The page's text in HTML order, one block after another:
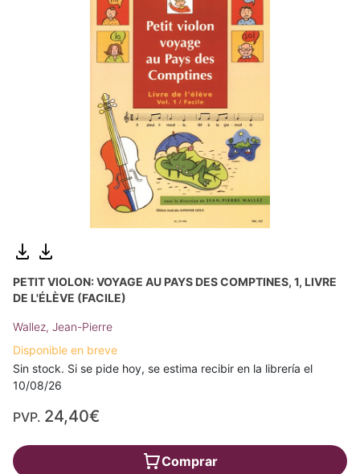
PETIT VIOLON: VOYAGE AU PAYS DES COMPTINES, 1, LIVRE
DE L'ÉLÈVE (FACILE)
Wallez, Jean-Pierre
Disponible en breve
Sin stock. Si se pide hoy, se estima recibir en la librería el
10/08/26
PVP. 24,40€
Comprar